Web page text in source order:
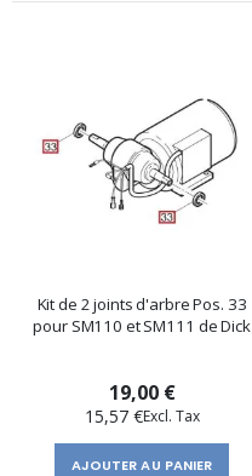
Kit de 2 joints d'arbre Pos. 33
pour SM110 et SM111 de Dick
19,00 €
15,57 €
AJOUTER AU PANIER